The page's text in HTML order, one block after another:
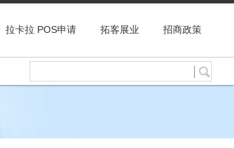
拉卡拉 POS申请 拓客展业 招商政策